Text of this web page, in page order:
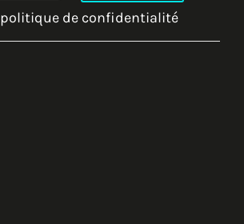
politique de confidentialité